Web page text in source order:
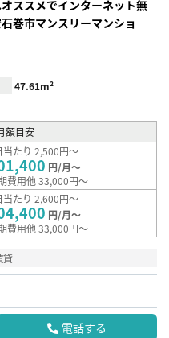
ススメでインターネット無
巻市マンスリーマンショ
47.61m²
額目安
当たり 2,500円～
円/月～
費用他 33,000円～
当たり 2,600円～
円/月～
費用他 33,000円～
貸
電話する